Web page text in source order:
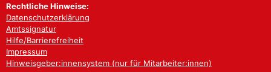
Rechtliche Hinweise:
Datenschutzerklärung
Amtssignatur
Hilfe/Barrierefreiheit
Impressum
Hinweisgeber:innensystem (nur für Mitarbeiter:innen)